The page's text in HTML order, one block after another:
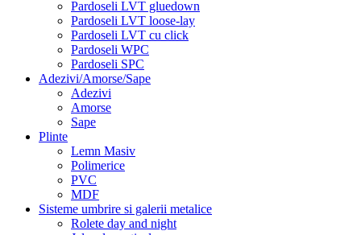
Pardoseli LVT gluedown
Pardoseli LVT loose-lay
Pardoseli LVT cu click
Pardoseli WPC
Pardoseli SPC
Adezivi/Amorse/Sape
Adezivi
Amorse
Sape
Plinte
Lemn Masiv
Polimerice
PVC
MDF
Sisteme umbrire si galerii metalice
Rolete day and night